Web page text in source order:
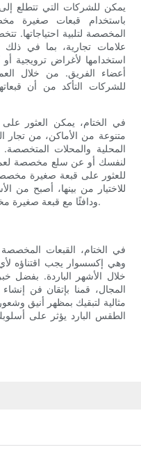
يمكن للشركات التي تتطلع إلى
باستخدام قبعات صغيرة
المخصصة لتلبية
علامات تجارية، بما في
استخدامها لأغراض ترويجية
أعضاء الفريق. من خلال
للشركات التأكد من أن
في الختام، يمكن العثور
متنوعة من الأماكن، من تجار
المحلية والمحلات
لنفسك أو عن سلع مخصصة
للعثور على قبعة صغيرة
للاختيار من بينها، أصبح
ودافئًا مع قبعة صغيرة مخصصة تناسب ذوقك واحتياجاتك الفريدة.
في الختام، القبعات
وهي إكسسوار يجب اقتناؤه
المجال، قمنا بإتقان فن
مثالية لتبقيك بمظهر أنيق
الطقس البارد يؤثر على